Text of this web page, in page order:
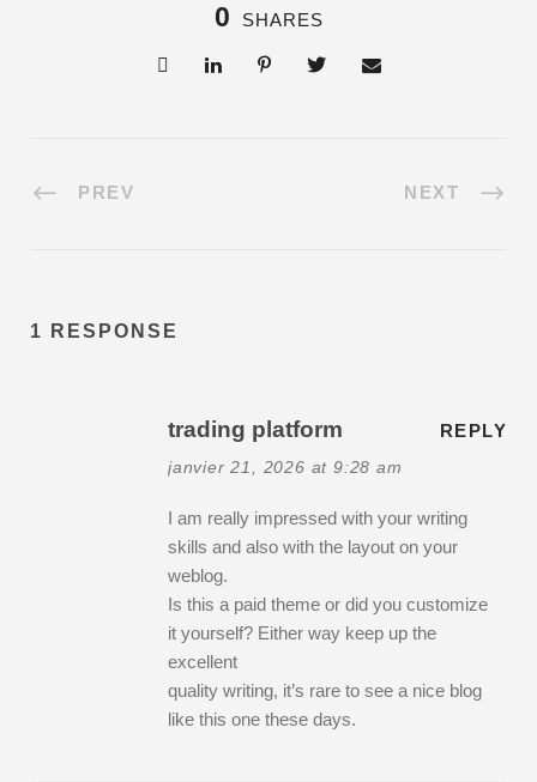
0 SHARES
PREV NEXT
1 RESPONSE
trading platform
janvier 21, 2026 at 9:28 am
REPLY
I am really impressed with your writing
skills and also with the layout on your
weblog.
Is this a paid theme or did you customize
it yourself? Either way keep up the
excellent
quality writing, it’s rare to see a nice blog
like this one these days.